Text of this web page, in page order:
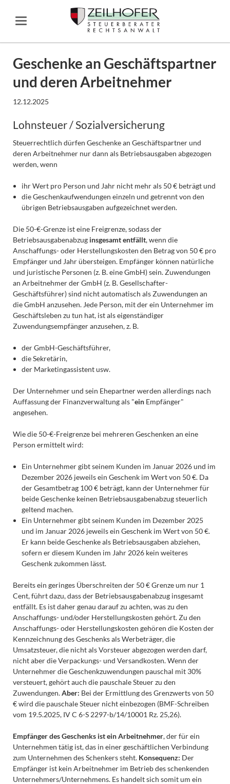
Geschenke an Geschäftspartner
und deren Arbeitnehmer
12.12.2025
Lohnsteuer / Sozialversicherung
Steuerrechtlich dürfen Geschenke an Geschäftspartner und
deren Arbeitnehmer nur dann als Betriebsausgaben abgezogen
werden, wenn
ihr Wert pro Person und Jahr nicht mehr als 50 € beträgt und
die Geschenkaufwendungen einzeln und getrennt von den
übrigen Betriebsausgaben aufgezeichnet werden.
Die 50-€-Grenze ist eine Freigrenze, sodass der
Betriebsausgabenabzug insgesamt entfällt, wenn die
Anschaffungs- oder Herstellungskosten den Betrag von 50 € pro
Empfänger und Jahr übersteigen. Empfänger können natürliche
und juristische Personen (z. B. eine GmbH) sein. Zuwendungen
an Arbeitnehmer der GmbH (z. B. Gesellschafter-
Geschäftsführer) sind nicht automatisch als Zuwendungen an
die GmbH anzusehen. Jede Person, mit der ein Unternehmer im
Geschäftsleben zu tun hat, ist als eigenständiger
Zuwendungsempfänger anzusehen, z. B.
der GmbH-Geschäftsführer,
die Sekretärin,
der Marketingassistent usw.
Der Unternehmer und sein Ehepartner werden allerdings nach
Auffassung der Finanzverwaltung als "einEmpfänger"
angesehen.
Wie die 50-€-Freigrenze bei mehreren Geschenken an eine
Person ermittelt wird:
Ein Unternehmer gibt seinem Kunden im Januar 2026 und im
Dezember 2026 jeweils ein Geschenk im Wert von 50 €. Da
der Gesamtbetrag 100 € beträgt, kann der Unternehmer für
beide Geschenke keinen Betriebsausgabenabzug steuerlich
geltend machen.
Ein Unternehmer gibt seinem Kunden im Dezember 2025
und im Januar 2026 jeweils ein Geschenk im Wert von 50 €.
Er kann beide Geschenke als Betriebsausgaben abziehen,
sofern er diesem Kunden im Jahr 2026 kein weiteres
Geschenk zukommen lässt.
Bereits ein geringes Überschreiten der 50 € Grenze um nur 1
Cent, führt dazu, dass der Betriebsausgabenabzug insgesamt
entfällt. Es ist daher genau darauf zu achten, was zu den
Anschaffungs- und/oder Herstellungskosten gehört. Zu den
Anschaffungs- oder Herstellungskosten gehören die Kosten der
Kennzeichnung des Geschenks als Werbeträger, die
Umsatzsteuer, die nicht als Vorsteuer abgezogen werden darf,
nicht aber die Verpackungs- und Versandkosten. Wenn der
Unternehmer die Geschenkzuwendungen pauschal mit 30%
versteuert, gehört auch die pauschale Steuer zu den
Zuwendungen.Aber: Bei der Ermittlung des Grenzwerts von 50
€ wird die pauschale Steuer nicht einbezogen (BMF-Schreiben
vom 19.5.2025, IV C 6-S 2297-b/14/10001 Rz. 25,26).
Empfänger des Geschenks ist ein Arbeitnehmer, der für ein
Unternehmen tätig ist, das in einer geschäftlichen Verbindung
zum Unternehmen des Schenkers steht. Konsequenz: Der
Empfänger ist kein Arbeitnehmer im Betrieb des schenkenden
Unternehmers/Unternehmens. Es handelt sich somit um ein